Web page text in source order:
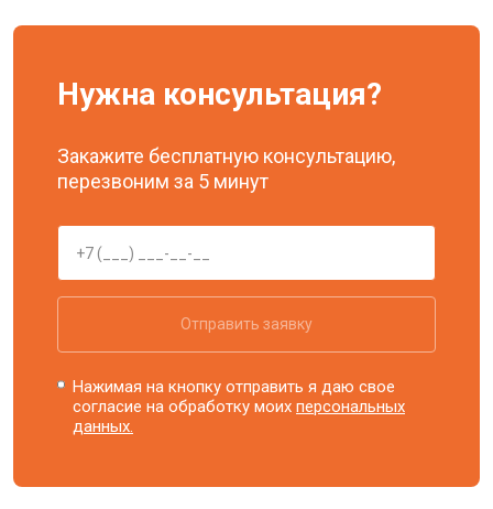
Нужна консультация?
Закажите бесплатную консультацию,
перезвоним за 5 минут
Отправить заявку
Нажимая на кнопку отправить я даю свое
согласие на обработку моихперсональных
данных.